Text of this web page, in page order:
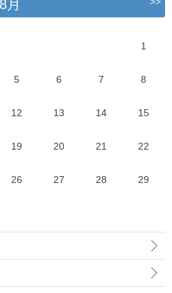
8月
1
5 6 7 8
12 13 14 15
19 20 21 22
26 27 28 29